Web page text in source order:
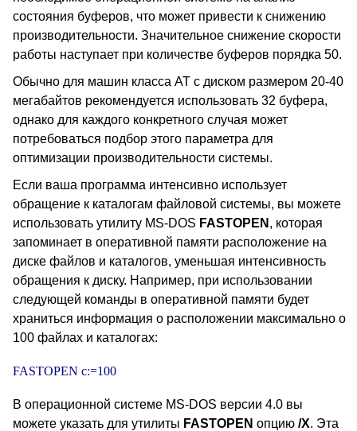
состояния буферов, что может привести к снижению
производительности. Значительное снижение скорости
работы наступает при количестве буферов порядка 50.
Обычно для машин класса AT с диском размером 20-40
мегабайтов рекомендуется использовать 32 буфера,
однако для каждого конкретного случая может
потребоваться подбор этого параметра для
оптимизации производительности системы.
Если ваша программа интенсивно использует
обращение к каталогам файловой системы, вы можете
использовать утилиту MS-DOS FASTOPEN , которая
запоминает в оперативной памяти расположение на
диске файлов и каталогов, уменьшая интенсивность
обращения к диску. Например, при использовании
следующей команды в оперативной памяти будет
храниться информация о расположении максимально о
100 файлах и каталогах:
FASTOPEN c:=100
В операционной системе MS-DOS версии 4.0 вы
можете указать для утилиты FASTOPEN опцию /X. Эта